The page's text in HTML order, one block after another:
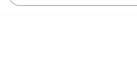
shop@bobimx.com